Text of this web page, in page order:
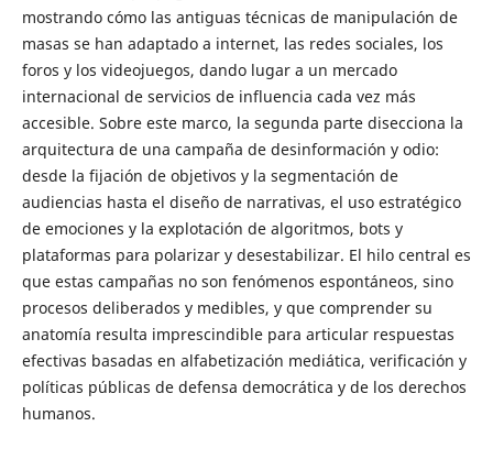
mostrando cómo las antiguas técnicas de manipulación de
masas se han adaptado a internet, las redes sociales, los
foros y los videojuegos, dando lugar a un mercado
internacional de servicios de influencia cada vez más
accesible. Sobre este marco, la segunda parte disecciona la
arquitectura de una campaña de desinformación y odio:
desde la fijación de objetivos y la segmentación de
audiencias hasta el diseño de narrativas, el uso estratégico
de emociones y la explotación de algoritmos, bots y
plataformas para polarizar y desestabilizar. El hilo central es
que estas campañas no son fenómenos espontáneos, sino
procesos deliberados y medibles, y que comprender su
anatomía resulta imprescindible para articular respuestas
efectivas basadas en alfabetización mediática, verificación y
políticas públicas de defensa democrática y de los derechos
humanos.